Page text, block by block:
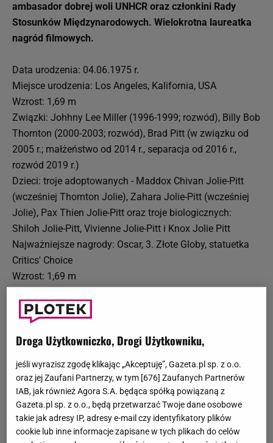
ambasador dobrej woli UNHCR oraz członkini Rady
Stosunków Międzynarodowych. Wielokrotna laureatka
nagród filmowych.
Data urodzenia: 04.06.1975 r.
Miejsce urodzenia: Los Angeles, Kalifornia, USA
Wzrost: 1,69 m
Związki: Johhny Lee Miller (1996-1999; rozwód), Billy Bob
Thornton (2000-2003; rozwód), Brad Pitt (w związku od
2005 r.; małżeństwo od 2014 r., separacja od 2016 r.,
rozwód 2019 r.)
Dzieci: troje adoptowanych - Maddox Chivan Jolie-Pitt
(wcześniej Thornton Jolie), Zahara Jolie-Pitt (wcześniej
Jolie), Pax Thien Jolie-Pitt oraz troje biologicznych:
Shiloh Jolie-Pitt, Vivienne Jolie-Pitt i Knox Jolie Pitt
Najważniejsze nagrody: Oscar, 3. Złote Globy, statuetka
Critics' Choice
Wzrost: 1,69 m
Angelina Jolie: początki kariery
Angelina Jolie karierę w show-biznesie zaczęła jako
modelka. W agencji Finesse Model Management zaczęła
zapewniła jej sukces w branży modelingowej, co
zaowocowało kolejnymi propozycjami zawodowymi.
Wystąpiła w kilku teledyskach m.in. Lenny'ego Kravitza
("Stand by My Woman"). W wieku 16-tu lat rozpoczęła
przygodę z aktorstwem. Grała w teatrze i w studenckich
Droga Użytkowniczko, Drogi Użytkowniku,
jeśli wyrazisz zgodę klikając „Akceptuję”, Gazeta.pl sp. z o.o.
oraz jej Zaufani Partnerzy, w tym [ 676 ] Zaufanych Partnerów
IAB, jak również Agora S.A. będąca spółką powiązaną z
Gazeta.pl sp. z o.o., będą przetwarzać Twoje dane osobowe
takie jak adresy IP, adresy e-mail czy identyfikatory plików
cookie lub inne informacje zapisane w tych plikach do celów